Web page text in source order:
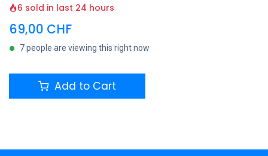
6 sold in last 24 hours
69,00 CHF
7 people are viewing this right now
Add to Cart